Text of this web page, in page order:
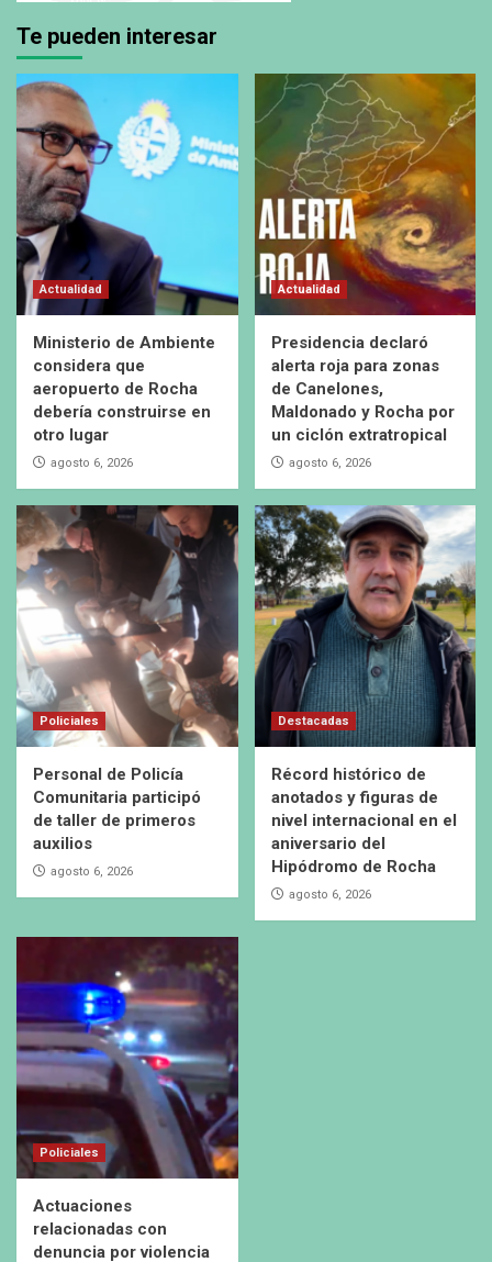
Te pueden interesar
Actualidad
Ministerio de Ambiente
considera que
aeropuerto de Rocha
debería construirse en
otro lugar
agosto 6, 2026
Actualidad
Presidencia declaró
alerta roja para zonas
de Canelones,
Maldonado y Rocha por
un ciclón extratropical
agosto 6, 2026
Policiales
Personal de Policía
Comunitaria participó
de taller de primeros
auxilios
agosto 6, 2026
Destacadas
Récord histórico de
anotados y figuras de
nivel internacional en el
aniversario del
Hipódromo de Rocha
agosto 6, 2026
Policiales
Actuaciones
relacionadas con
denuncia por violencia